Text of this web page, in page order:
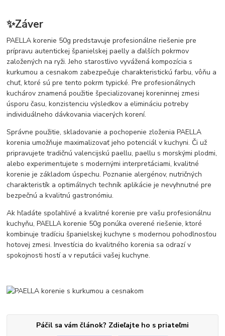
✨Záver
PAELLA korenie 50g predstavuje profesionálne riešenie pre
prípravu autentickej španielskej paelly a ďalších pokrmov
založených na ryži. Jeho starostlivo vyvážená kompozícia s
kurkumou a cesnakom zabezpečuje charakteristickú farbu, vôňu a
chuť, ktoré sú pre tento pokrm typické. Pre profesionálnych
kuchárov znamená použitie špecializovanej koreninnej zmesi
úsporu času, konzistenciu výsledkov a elimináciu potreby
individuálneho dávkovania viacerých korení.
Správne použitie, skladovanie a pochopenie zloženia PAELLA
korenia umožňuje maximalizovať jeho potenciál v kuchyni. Či už
pripravujete tradičnú valencijskú paellu, paellu s morskými plodmi,
alebo experimentujete s modernými interpretáciami, kvalitné
korenie je základom úspechu. Poznanie alergénov, nutričných
charakteristík a optimálnych techník aplikácie je nevyhnutné pre
bezpečnú a kvalitnú gastronómiu.
Ak hľadáte spoľahlivé a kvalitné korenie pre vašu profesionálnu
kuchyňu, PAELLA korenie 50g ponúka overené riešenie, ktoré
kombinuje tradíciu španielskej kuchyne s modernou pohodlnosťou
hotovej zmesi. Investícia do kvalitného korenia sa odrazí v
spokojnosti hostí a v reputácii vašej kuchyne.
Páčil sa vám článok? Zdieľajte ho s priateľmi